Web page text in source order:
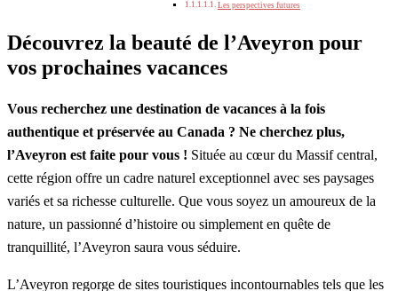
Les perspectives futures
Découvrez la beauté de l’Aveyron pour
vos prochaines vacances
Vous recherchez une destination de vacances à la fois
authentique et préservée au Canada ? Ne cherchez plus,
l’Aveyron est faite pour vous ! Située au cœur du Massif central,
cette région offre un cadre naturel exceptionnel avec ses paysages
variés et sa richesse culturelle. Que vous soyez un amoureux de la
nature, un passionné d’histoire ou simplement en quête de
tranquillité, l’Aveyron saura vous séduire.
L’Aveyron regorge de sites touristiques incontournables tels que les